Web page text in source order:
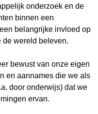
onderzoek en de
binnen een
belangrijke invloed op
de wereld beleven.
bewust van onze eigen
en aannames die we als
door onderwijs) dat we
ervan.